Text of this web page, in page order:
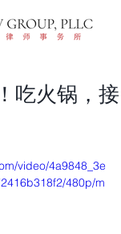
吃火锅，接
video/4a9848_3e
480p/m